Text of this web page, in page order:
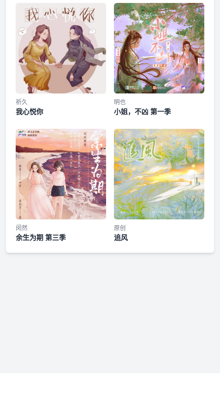
呢？怎么还没好？ 郭晓晓：上仙您看这个怎么样？ 青玄：我
要佛跳墙。 郭晓晓：什么？！【OS】没人和我说过，神仙这
么难伺候啊！ 博士郭晓晓在一次偶然中捡到了一把古剑，其中
竟然栖息着上古神仙，可是，没人说过神仙这么难伺候啊！一
言不合就作死，还拉着宿主强行修炼？升级打怪流轻百合广播
剧，傲娇上仙与摆烂博士的奇幻冒险开启啦！ 【CAST】 青
玄：风镜 郭晓晓：凤凰 狮子雪：七濑薰 朝雨：凤城 苍霞：蓦
浅浅 青衣：砾小蔓 肖凌：叙白 颜茹淳：虫小师 程碧兰：洛琳
尤幽：超超 幽冥鬼皇：大蟀蝈 参与演出：洛琳，以煦，姚
宁，尘话 -本作品第一集免费收听，购买剧集可收听完整剧
情。 禁止盗版、篡改、用于其他商业用途等行为，违者必追究
祈久
我心悦你
明也
小姐，不凶 第一季
闵然
余生为期 第三季
原创
追风